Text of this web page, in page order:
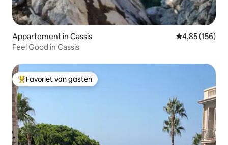
Appartement in Cassis Gemiddelde
4,85 (156)
Feel Good in Cassis
Topfavoriet van gasten
Favoriet van gasten